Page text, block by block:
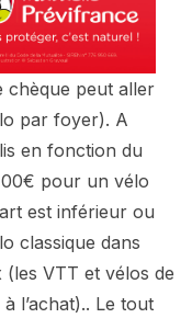
chèque peut aller
par foyer). A
en fonction du
pour un vélo
est inférieur ou
classique dans
(les VTT et vélos de
l’achat).. Le tout